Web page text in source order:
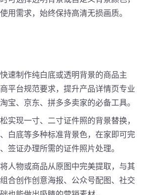
用需求，始终保持高清无损画质。
快速制作纯白底或透明背景的商品主
平台规范要求，提升产品详情页专业
宝、京东、拼多多卖家的必备工具。
实现一寸、二寸证件照的背景替换，
白底等多种标准背景色，在家即可完
签证办理所需的证件照片处理。
将人物或商品从原图中完美提取，与其
合创作创意海报、公众号配图、社交